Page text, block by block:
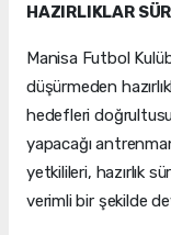
HAZIRLIKLAR
Manisa Futbol
düşürmeden
hedefleri
yapacağı
yetkilileri, hazırlık
verimli bir şekilde